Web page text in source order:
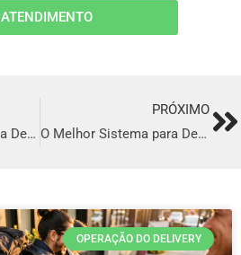
ATENDIMENTO
O Melhor Sistema para Delivery em Registro
PRÓXIMO
O Melhor Sistema para Delivery em Taquaritinga
OPERAÇÃO DO DELIVERY